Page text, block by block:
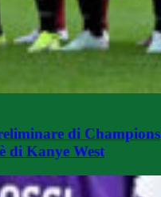
di Champions
di Kanye West